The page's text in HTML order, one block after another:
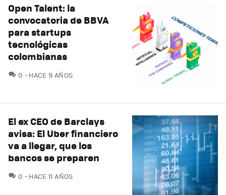
Open Talent: la
convocatoria de BBVA
para startups
tecnológicas
colombianas
0 COMENTARIOS
HACE 9 AÑOS
El ex CEO de Barclays
avisa: El Uber financiero
va a llegar, que los
bancos se preparen
0 COMENTARIOS
HACE 11 AÑOS